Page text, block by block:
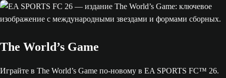
The World’s Game
Играйте в The World’s Game по-новому в EA SPORTS FC™ 26.